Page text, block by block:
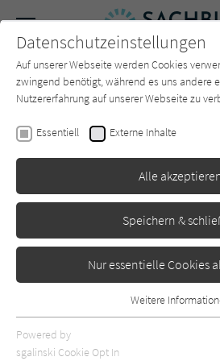
SUCHE Forum
Marlies Czerny,Peter Habeler
Erschienen: Juni 2022 0
Datenschutzeinstellungen
Auf unserer Webseite werden Cookies
zwingend benötigt, während es uns andere
Nutzererfahrung auf unserer Webseite zu
Essentiell Externe Inhalte
Alle
Speichern &
Nur essentielle Cookies
Essentielle Cookies werden für
Webseite benötigt. Dadurch ist
Weitere
Powered by
sgalinski Cookie Opt In